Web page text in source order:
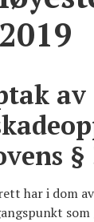
av
§
har i dom